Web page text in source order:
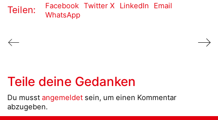
Teilen: Facebook Twitter X LinkedIn
Email
WhatsApp
Teile deine Gedanken
Du musst angemeldet sein, um einen Kommentar
abzugeben.